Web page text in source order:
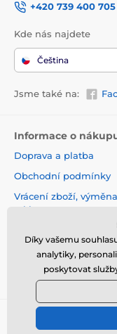
+420 739 400 705
Kde nás najdete
Čeština
Jsme také na:
Informace o
Doprava a platba
Obchodní podmínky
Vrácení zboží,
reklamace
Online vrácení a
Sledování zásilky
Nejčastější dotazy
© 2026
Díky vašemu
analytiky,
poskytovat